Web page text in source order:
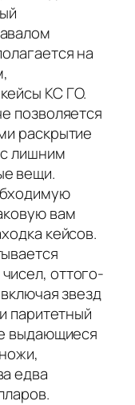
на
КС ГО.
позволяется
раскрытие
лишним
вещи.
вам
кейсов.
оттого-
звезд
паритетный
выдающиеся
едва